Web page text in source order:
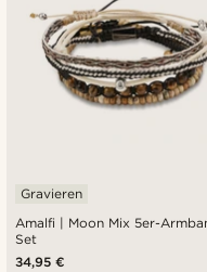
Amalfi | Moon Mix 5er-
Set
Gravieren
34,95 €